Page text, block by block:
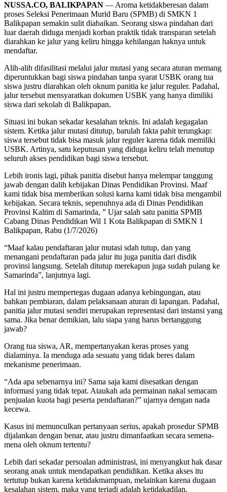
NUSSA.CO, BALIKPAPAN — Aroma ketidakberesan dalam
proses Seleksi Penerimaan Murid Baru (SPMB) di SMKN 1
Balikpapan semakin sulit diabaikan. Seorang siswa pindahan dari
luar daerah diduga menjadi korban praktik tidak transparan setelah
diarahkan ke jalur yang keliru hingga kehilangan haknya untuk
mendaftar.
Alih-alih difasilitasi melalui jalur mutasi yang secara aturan memang
diperuntukkan bagi siswa pindahan tanpa syarat USBK orang tua
siswa justru diarahkan oleh oknum panitia ke jalur reguler. Padahal,
jalur tersebut mensyaratkan dokumen USBK yang hanya dimiliki
siswa dari sekolah di Balikpapan.
Situasi ini bukan sekadar kesalahan teknis. Ini adalah kegagalan
sistem. Ketika jalur mutasi ditutup, barulah fakta pahit terungkap:
siswa tersebut tidak bisa masuk jalur reguler karena tidak memiliki
USBK. Artinya, satu keputusan yang diduga keliru telah menutup
seluruh akses pendidikan bagi siswa tersebut.
Lebih ironis lagi, pihak panitia disebut hanya melempar tanggung
jawab dengan dalih kebijakan Dinas Pendidikan Provinsi. Maaf
kami tidak bisa memberikan solusi karna kami tidak bisa mengambil
kebijakan. Secara teknis, sepenuhnya ada di Dinas Pendidikan
Provinsi Kaltim di Samarinda, ” Ujar salah satu panitia SPMB
Cabang Dinas Pendidikan Wil 1 Kota Balikpapan di SMKN 1
Balikpapan, Rabu (1/7/2026)
“Maaf kalau pendaftaran jalur mutasi sdah tutup, dan yang
menangani pendaftaran pada jalur itu juga panitia dari disdik
provinsi langsung. Setelah ditutup merekapun juga sudah pulang ke
Samarinda”, lanjutnya lagi.
Hal ini justru mempertegas dugaan adanya kebingungan, atau
bahkan pembiaran, dalam pelaksanaan aturan di lapangan. Padahal,
panitia jalur mutasi sendiri merupakan representasi dari instansi yang
sama. Jika benar demikian, lalu siapa yang harus bertanggung
jawab?
Orang tua siswa, AR, mempertanyakan keras proses yang
dialaminya. Ia menduga ada sesuatu yang tidak beres dalam
mekanisme penerimaan.
“Ada apa sebenarnya ini? Sama saja kami disesatkan dengan
informasi yang tidak tepat. Ataukah ada permainan nakal semacam
penjualan kuota bagi peserta pendaftaran?” ujarnya dengan nada
kecewa.
Kasus ini memunculkan pertanyaan serius, apakah prosedur SPMB
dijalankan dengan benar, atau justru dimanfaatkan secara semena-
mena oleh oknum tertentu?
Lebih dari sekadar persoalan administrasi, ini menyangkut hak dasar
seorang anak untuk mendapatkan pendidikan. Ketika akses itu
tertutup bukan karena ketidakmampuan, melainkan karena dugaan
kesalahan sistem, maka yang terjadi adalah ketidakadilan.